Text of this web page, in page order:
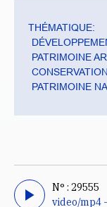
THÉMATIQUE:
PATRIMOINE
PATRIMOINE
N° : 29555
video/mp4